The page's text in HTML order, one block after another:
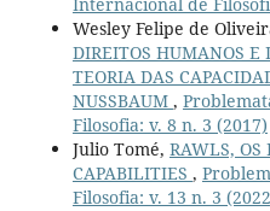
Internacional de
Wesley Felipe de
DIREITOS HUMANOS
TEORIA DAS
NUSSBAUM ,
Filosofia: v. 8 n. 3 (2017)
Julio Tomé, RAWLS, OS
CAPABILITIES ,
Filosofia: v. 13 n. 3